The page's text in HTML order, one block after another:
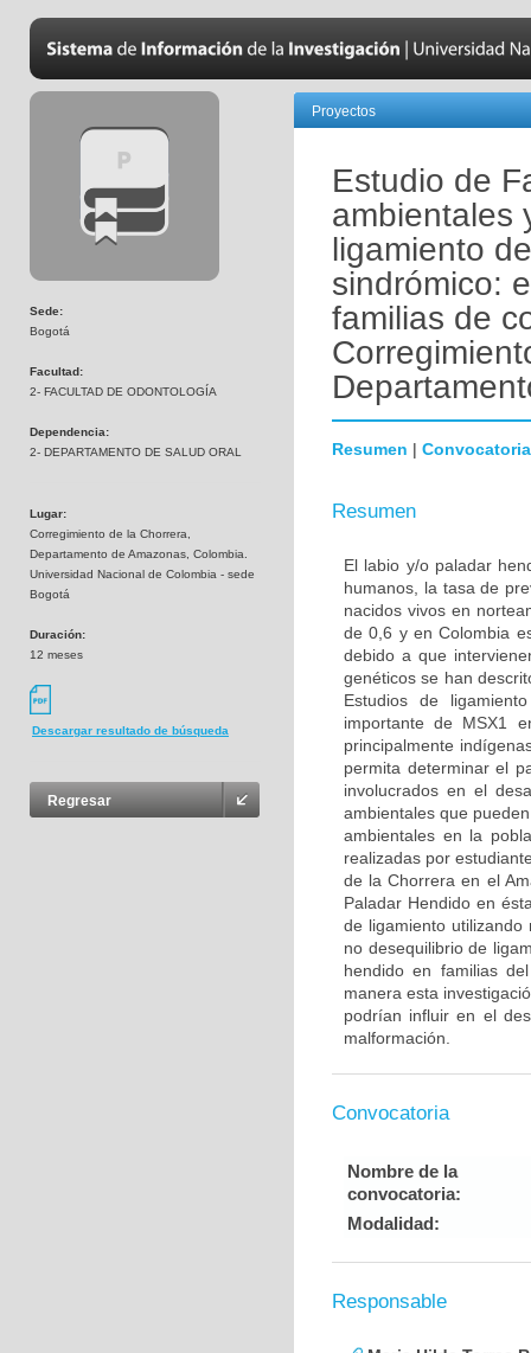
Sede:
Bogotá
Facultad:
2- FACULTAD DE ODONTOLOGÍA
Dependencia:
2- DEPARTAMENTO DE SALUD ORAL
Lugar:
Corregimiento de la Chorrera,
Departamento de Amazonas, Colombia.
Universidad Nacional de Colombia - sede
Bogotá
Duración:
12 meses
Descargar resultado de búsqueda
Regresar
Proyectos
Estudio de
ambientales
ligamiento
sindrómico:
familias de
Resumen | Convocatoria
Resumen
El labio y/o paladar
humanos, la tasa de
nacidos vivos en
de 0,6 y en Colombia
debido a que
genéticos se han
Estudios de
importante de MSX1
principalmente
permita determinar el
involucrados en el
ambientales que
ambientales en la
realizadas por
de la Chorrera en el
Paladar Hendido en
de ligamiento
no desequilibrio de
hendido en familias
manera esta
podrían influir en el
malformación.
Convocatoria
Nombre de la
convocatoria:
Modalidad:
Responsable